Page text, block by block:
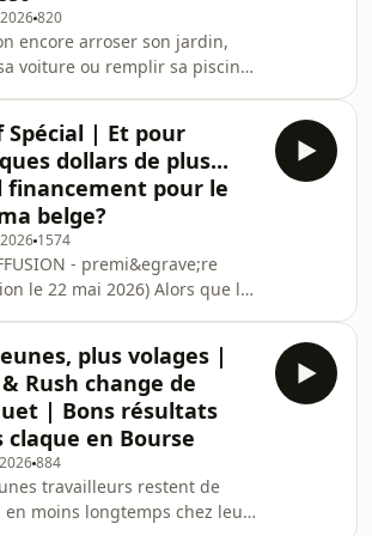
l'erreur dans votre
fiscale. Bonne
pour les contribuables: le
l'erreur devient
820
encore arroser son jardin,
voiture ou remplir sa piscine?
fait face &agrave; des
sur son approvisionnement
potable. La question
revient au premier plan en
migrants dans l'enclave
de Ceuta, les ministres
Spécial | Et pour
dollars de plus...
financement pour le
belge?
1574
- premi&egrave;re
le 22 mai 2026) Alors que le
diff&eacute;rents
qui permettent
le cin&eacute;ma
qu'ils soient
publics,
ou
plus volages |
Rush change de
| Bons résultats
claque en Bourse
884
travailleurs restent de
en moins longtemps chez leur